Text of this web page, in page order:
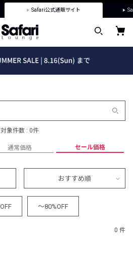
Safari公式通販サイト
対象件数 : 0件
通常価格 セール価格
おすすめ順
～80%OFF
0 件